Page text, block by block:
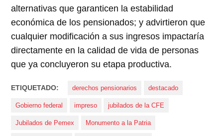
alternativas que garanticen la estabilidad
económica de los pensionados; y advirtieron que
cualquier modificación a sus ingresos impactaría
directamente en la calidad de vida de personas
que ya concluyeron su etapa productiva.
ETIQUETADO: derechos pensionarios destacado
Gobierno federal impreso jubilados de la CFE
Jubilados de Pemex Monumento a la Patria